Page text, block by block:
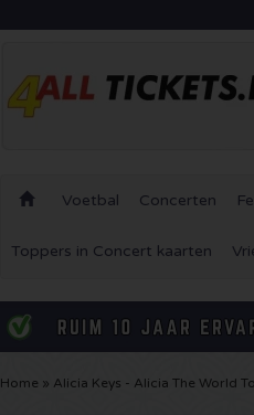
Voetbal Concerten
Toppers in Concert kaarten
Home » Alicia Keys - Alicia The World